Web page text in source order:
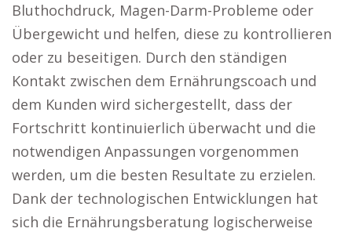
Bluthochdruck, Magen-Darm-Probleme oder
Übergewicht und helfen, diese zu kontrollieren
oder zu beseitigen. Durch den ständigen
Kontakt zwischen dem Ernährungscoach und
dem Kunden wird sichergestellt, dass der
Fortschritt kontinuierlich überwacht und die
notwendigen Anpassungen vorgenommen
werden, um die besten Resultate zu erzielen.
Dank der technologischen Entwicklungen hat
sich die Ernährungsberatung logischerweise